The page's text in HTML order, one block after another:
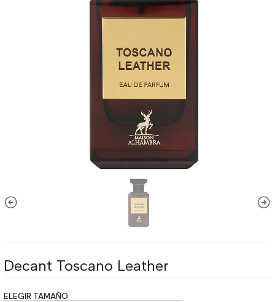
Decant Toscano Leather
ELEGIR TAMAÑO